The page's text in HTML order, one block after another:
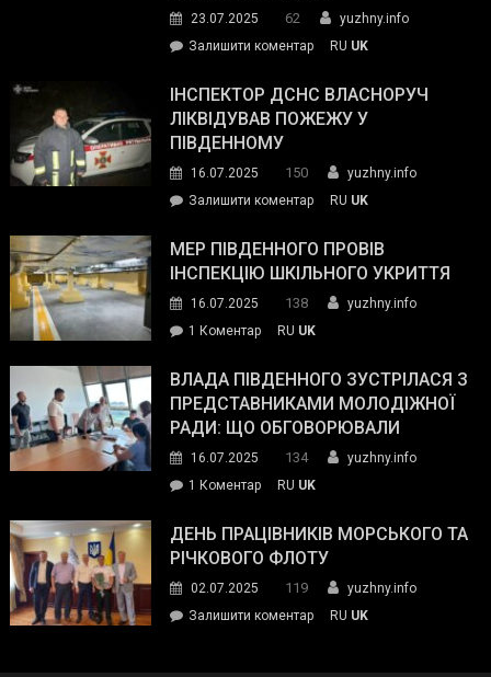
гуманітарну
допомогу
23.07.2025 62
yuzhny.info
Залишити коментарon
провів
нараду
силових
та
органів:
«Наш
спільний
окупанти.
Маємо
діяти
команда
RU UK
ІНСПЕКТОР ДСНС ВЛАСНОРУЧ
ЛІКВІДУВАВ ПОЖЕЖУ У
ПІВДЕННОМУ
16.07.2025 150
yuzhny.info
Залишити коментарon
ДСНС
власноруч
пожежу
у
RU UK
МЕР ПІВДЕННОГО ПРОВІВ
ІНСПЕКЦІЮ ШКІЛЬНОГО УКРИТТЯ
16.07.2025 138
yuzhny.info
1 Коментардо
Південного
провів
інспекцію
укриття
RU UK
ВЛАДА ПІВДЕННОГО ЗУСТРІЛАСЯ З
ПРЕДСТАВНИКАМИ МОЛОДІЖНОЇ
РАДИ: ЩО ОБГОВОРЮВАЛИ
16.07.2025 134
yuzhny.info
1 Коментардо
Південного
зустрілася
представниками
молодіжної
RU UK
ДЕНЬ ПРАЦІВНИКІВ МОРСЬКОГО ТА
РІЧКОВОГО ФЛОТУ
02.07.2025 119
yuzhny.info
Залишити коментарon
RU UK